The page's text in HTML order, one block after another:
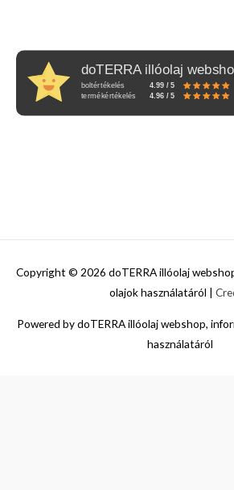
doTERRA illóolaj
boltértékelés
4.99 / 5
termékértékelés
4.96 / 5
Copyright © 2026 doTERRA illóolaj
olajok használatáról |
Powered bydoTERRA illóolaj webshop,
használatáról